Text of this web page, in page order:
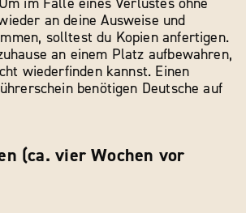
an deine Ausweise und
solltest du Kopien anfertigen.
an einem Platz aufbewahren,
wiederfinden kannst. Einen
benötigen Deutsche auf
(ca. vier Wochen vor